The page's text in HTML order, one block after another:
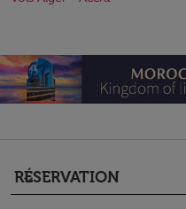
RÉSERVATION
keyboard_arrow_down